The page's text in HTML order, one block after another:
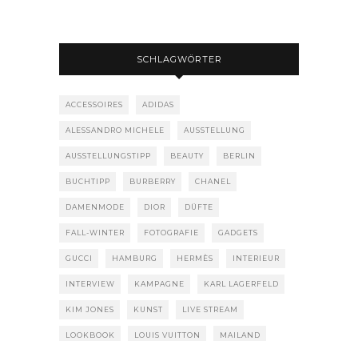
SCHLAGWÖRTER
ACCESSOIRES ADIDAS
ALESSANDRO MICHELE AUSSTELLUNG
AUSSTELLUNGSTIPP BEAUTY BERLIN
BUCHTIPP BURBERRY CHANEL
DAMENMODE DIOR DÜFTE
FALL-WINTER FOTOGRAFIE GADGETS
GUCCI HAMBURG HERMÈS INTERIEUR
INTERVIEW KAMPAGNE KARL LAGERFELD
KIM JONES KUNST LIVE STREAM
LOOKBOOK LOUIS VUITTON MAILAND